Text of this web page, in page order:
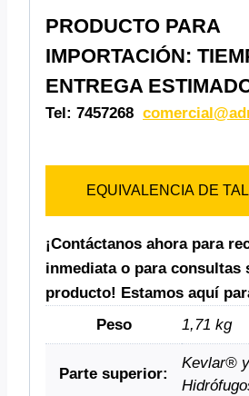
PRODUCTO PARA
IMPORTACIÓN:
ENTREGA
Tel: 7457268
EQUIVALENCIA DE
¡Contáctanos ahora para
inmediata o para consultas
producto! Estamos aquí
Peso
1,71 kg
Parte superior:
Kevlar®